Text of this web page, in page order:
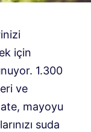
için
1.300
ve
mayoyu
suda